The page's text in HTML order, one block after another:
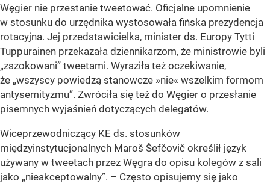
Węgier nie przestanie tweetować. Oficjalne upomnienie
w stosunku do urzędnika wystosowała fińska prezydencja
rotacyjna. Jej przedstawicielka, minister ds. Europy Tytti
Tuppurainen przekazała dziennikarzom, że ministrowie byli
„zszokowani” tweetami. Wyraziła też oczekiwanie,
że „wszyscy powiedzą stanowcze »nie« wszelkim formom
antysemityzmu”. Zwróciła się też do Węgier o przesłanie
pisemnych wyjaśnień dotyczących delegatów.
Wiceprzewodniczący KE ds. stosunków
międzyinstytucjonalnych Maroš Šefčovič określił język
używany w tweetach przez Węgra do opisu kolegów z sali
jako „nieakceptowalny”. – Często opisujemy się jako